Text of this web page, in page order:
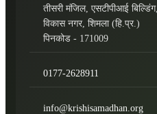
तीसरी मंजिल, एसटीपीआई बिल्डिंग,
विकास नगर, शिमला (हि.प्र.)
पिनकोड - 171009
0177-2628911
info@krishisamadhan.org